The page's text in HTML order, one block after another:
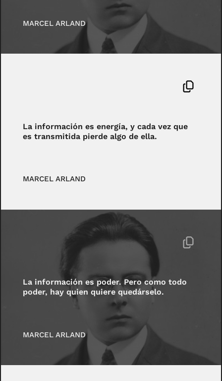
MARCEL ARLAND
La información es energía, y cada vez que
es transmitida pierde algo de ella.
MARCEL ARLAND
La información es poder. Pero como todo
poder, hay quien quiere quedárselo.
MARCEL ARLAND